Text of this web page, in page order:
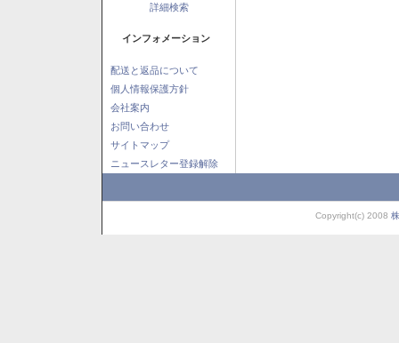
詳細検索
インフォメーション
配送と返品について
個人情報保護方針
会社案内
お問い合わせ
サイトマップ
ニュースレター登録解除
Copyright(c) 2008